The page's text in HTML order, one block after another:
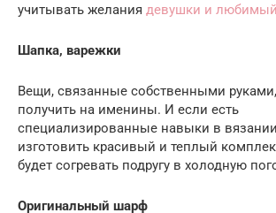
учитывать желания девушки и
Шапка, варежки
Вещи, связанные собственными
получить на именины. И если есть
специализированные навыки в
изготовить красивый и теплый
будет согревать подругу в холодную
Оригинальный шарф